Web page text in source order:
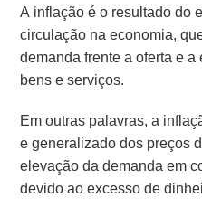
A inflação é o resultado do
circulação na economia,
demandafrente a oferta e
bens e serviços.
Em outras palavras, a
e generalizado dos preços
elevação da demanda em
devido ao excesso de